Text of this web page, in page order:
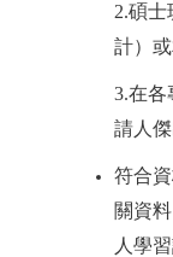
2.碩士
計）
3.在各
請人
符合
關資料
人學